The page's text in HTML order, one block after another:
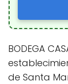
BODEGA
de Santa